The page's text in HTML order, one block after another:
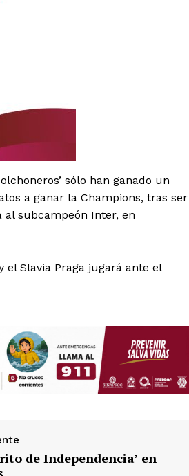
Contacto
Políticas del Sitio
Información Propietaria / Financiación
sólo han ganado un
a ganar la Champions, tras ser
al subcampeón Inter, en
el Slavia Praga jugará ante el
de Independencia’ en